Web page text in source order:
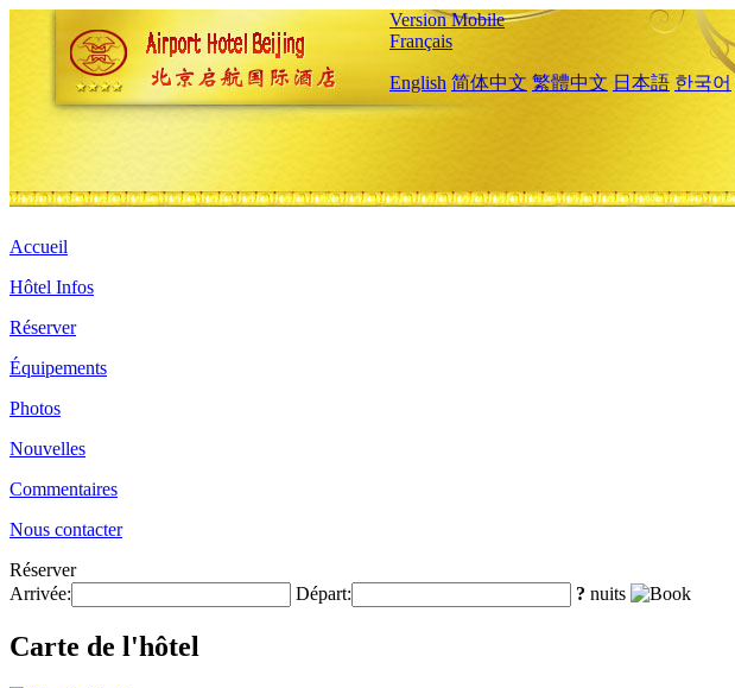
Version Mobile
Français
English 简体中文 繁體中文 日本語 한국어
Accueil
Hôtel Infos
Réserver
Équipements
Photos
Nouvelles
Commentaires
Nous contacter
Réserver
Arrivée:
Départ: ? nuits
Carte de l'hôtel